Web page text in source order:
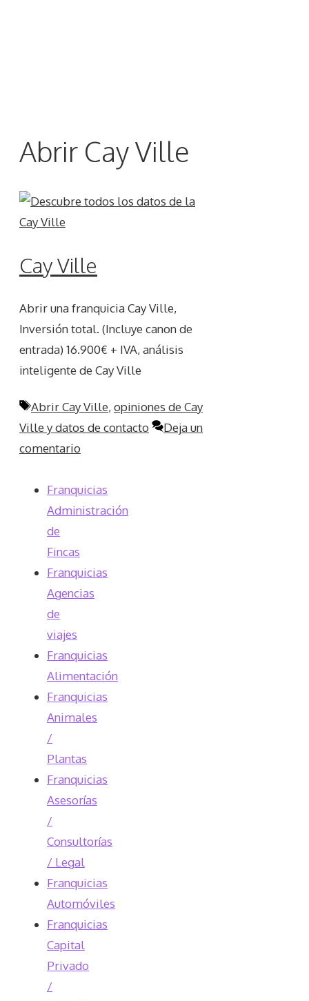
Abrir Cay Ville
Cay Ville
Abrir una franquicia Cay Ville,
Inversión total. (Incluye canon de
entrada) 16.900€ + IVA, análisis
inteligente de Cay Ville
Etiquetas
Abrir Cay Ville, opiniones de Cay
Ville y datos de contacto
Deja un
comentario
Franquicias
Administración
de
Fincas
Franquicias
Agencias
de
viajes
Franquicias
Alimentación
Franquicias
Animales
/
Plantas
Franquicias
Asesorías
/
Consultorías
/ Legal
Franquicias
Automóviles
Franquicias
Capital
Privado
/